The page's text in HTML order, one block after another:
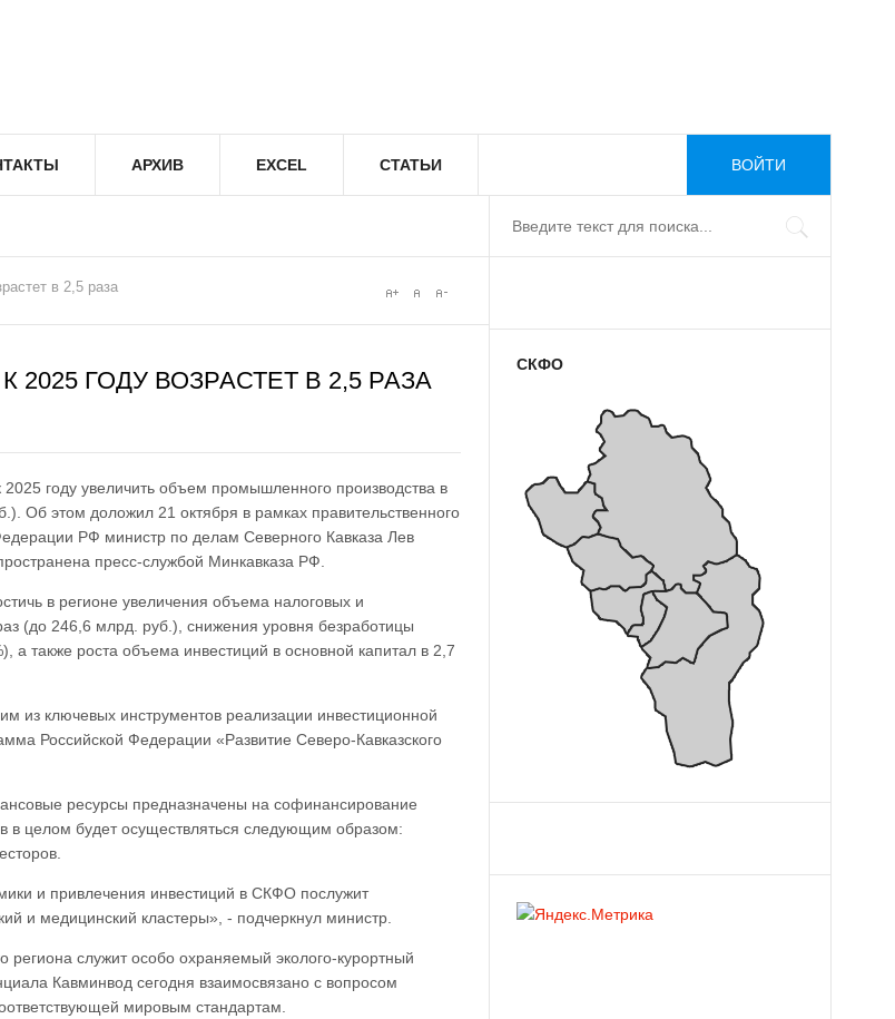
АРХИВ EXCEL СТАТЬИ ВОЙТИ
в 2,5 раза
ГОДУ ВОЗРАСТЕТ В 2,5 РАЗА
году увеличить объем промышленного производства в
Об этом доложил 21 октября в рамках правительственного
РФ министр по делам Северного Кавказа Лев
пресс-службой Минкавказа РФ.
в регионе увеличения объема налоговых и
(до 246,6 млрд. руб.), снижения уровня безработицы
а также роста объема инвестиций в основной капитал в 2,7
из ключевых инструментов реализации инвестиционной
Российской Федерации «Развитие Северо-Кавказского
ресурсы предназначены на софинансирование
в целом будет осуществляться следующим образом:
и привлечения инвестиций в СКФО послужит
и медицинский кластеры», - подчеркнул министр.
служит особо охраняемый эколого-курортный
Кавминвод сегодня взаимосвязано с вопросом
мировым стандартам.
СКФО